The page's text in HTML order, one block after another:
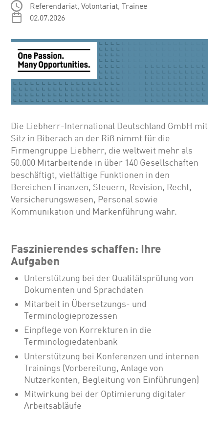
Referendariat, Volontariat, Trainee
02.07.2026
Die Liebherr-International Deutschland GmbH mit
Sitz in Biberach an der Riß nimmt für die
Firmengruppe Liebherr, die weltweit mehr als
50.000 Mitarbeitende in über 140 Gesellschaften
beschäftigt, vielfältige Funktionen in den
Bereichen Finanzen, Steuern, Revision, Recht,
Versicherungswesen, Personal sowie
Kommunikation und Markenführung wahr.
Faszinierendes schaffen: Ihre
Aufgaben
Unterstützung bei der Qualitätsprüfung von
Dokumenten und Sprachdaten
Mitarbeit in Übersetzungs- und
Terminologieprozessen
Einpflege von Korrekturen in die
Terminologiedatenbank
Unterstützung bei Konferenzen und internen
Trainings (Vorbereitung, Anlage von
Nutzerkonten, Begleitung von Einführungen)
Mitwirkung bei der Optimierung digitaler
Arbeitsabläufe